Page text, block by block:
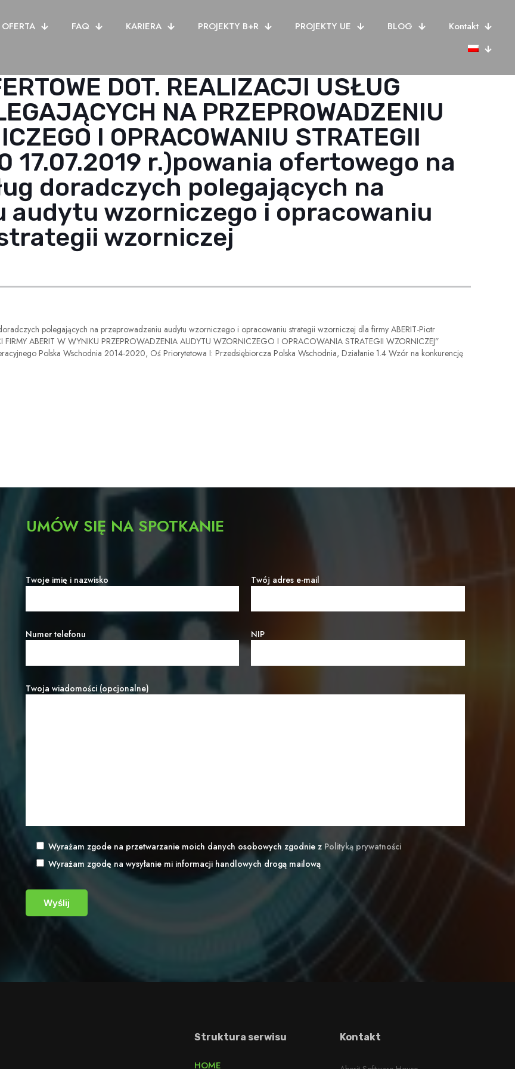
OFERTA FAQ KARIERA PROJEKTY B+R PROJEKTY UE BLOG Kontakt
DOT. REALIZACJI USŁUG
NA PRZEPROWADZENIU
I OPRACOWANIU STRATEGII
17.07.2019 r.)powania ofertowego na
doradczych polegających na
audytu wzorniczego i opracowaniu
wzorniczej
polegających na przeprowadzeniu audytu wzorniczego i opracowaniu strategii wzorniczej dla firmy ABERIT-Piotr
ABERIT W WYNIKU PRZEPROWADZENIA AUDYTU WZORNICZEGO I OPRACOWANIA STRATEGII WZORNICZEJ”
Polska Wschodnia 2014-2020, Oś Priorytetowa I: Przedsiębiorcza Polska Wschodnia, Działanie 1.4 Wzór na konkurencję
UMÓW SIĘ NA SPOTKANIE
Twoje imię i nazwisko Twój adres e-mail
Numer telefonu NIP
Twoja wiadomości (opcjonalne)
Wyrażam zgode na przetwarzanie moich danych osobowych zgodnie z Polityką prywatności
Wyrażam zgodę na wysyłanie mi informacji handlowych drogą mailową
Struktura serwisu
HOME
Kontakt